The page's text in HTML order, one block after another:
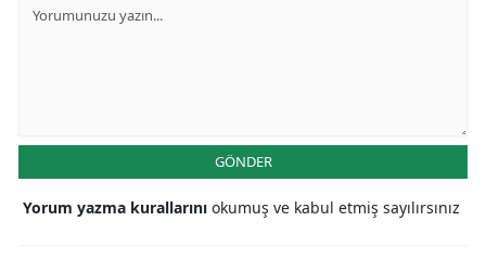
Batman
GÖNDER
Yorum yazma kurallarını okumuş ve kabul etmiş sayılırsınız